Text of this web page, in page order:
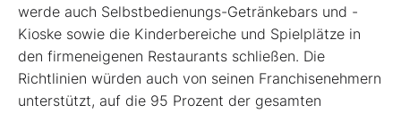
werde auch Selbstbedienungs-Getränkebars und -
Kioske sowie die Kinderbereiche und Spielplätze in
den firmeneigenen Restaurants schließen. Die
Richtlinien würden auch von seinen Franchisenehmern
unterstützt, auf die 95 Prozent der gesamten